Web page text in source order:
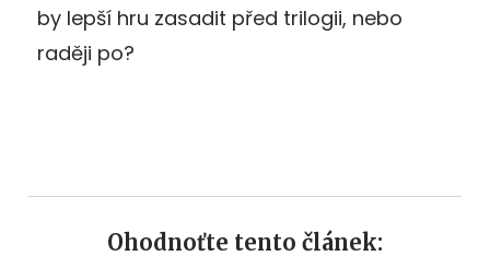
by lepší hru zasadit před trilogii, nebo
raději po?
Ohodnoťte tento článek: